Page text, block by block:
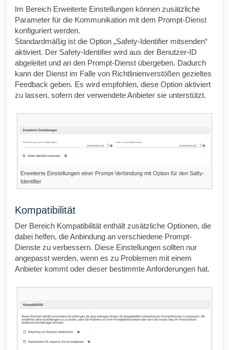
Im Bereich Erweiterte Einstellungen können zusätzliche
Parameter für die Kommunikation mit dem Prompt-Dienst
konfiguriert werden.
Standardmäßig ist die Option „Safety-Identifier mitsenden“
aktiviert. Der Safety-Identifier wird aus der Benutzer-ID
abgeleitet und an den Prompt-Dienst übergeben. Dadurch
kann der Dienst im Falle von Richtlinienverstößen gezieltes
Feedback geben. Es wird empfohlen, diese Option aktiviert
zu lassen, sofern der verwendete Anbieter sie unterstützt.
Erweiterte Einstellungen einer Prompt-Verbindung mit Option für den Safty-
Identifier
Kompatibilität
Der Bereich Kompatibilität enthält zusätzliche Optionen, die
dabei helfen, die Anbindung an verschiedene Prompt-
Dienste zu verbessern. Diese Einstellungen sollten nur
angepasst werden, wenn es zu Problemen mit einem
Anbieter kommt oder dieser bestimmte Anforderungen hat.